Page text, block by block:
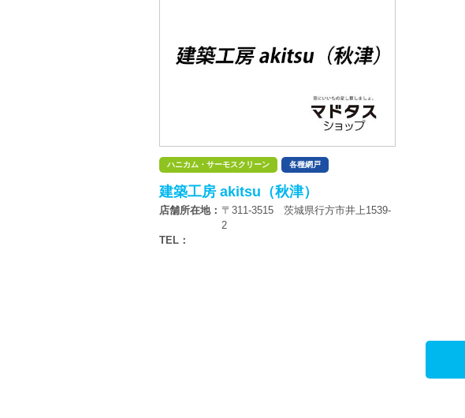
ハニカム・サーモスクリーン 各種網戸
建築工房 akitsu（秋津）
店舗所在地： 〒311-3515 茨城県行方市井上1539-
2
TEL：